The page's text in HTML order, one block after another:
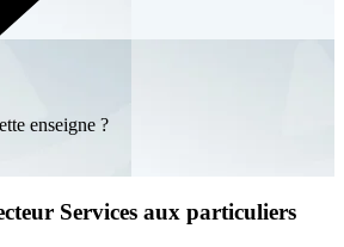
enseigne ?
Services aux particuliers